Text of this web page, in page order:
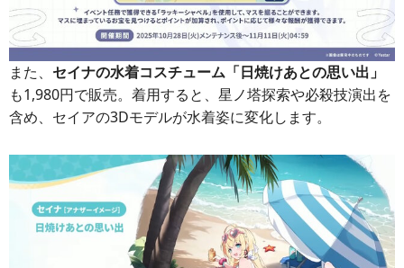
また、 セイナの水着コスチューム「日焼けあとの思い出」
も1,980円で販売。着用すると、星ノ塔探索や必殺技演出を
含め、セイアの3Dモデルが水着姿に変化します。